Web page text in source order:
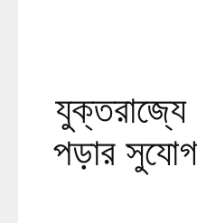
যুক্তরাজ্যে
পড়ার